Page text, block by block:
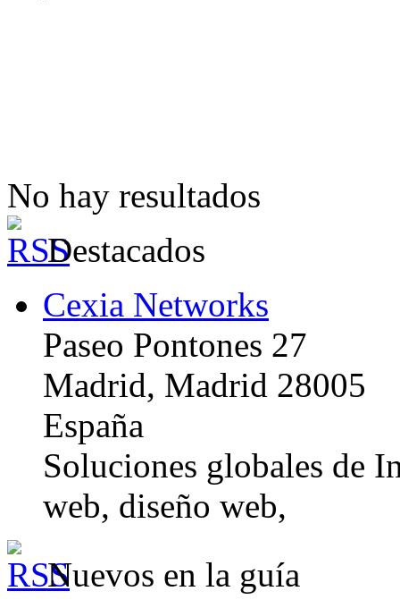
No hay resultados
Destacados
Cexia Networks
Paseo Pontones 27
Madrid, Madrid 28005
España
Soluciones globales de
web, diseño web,
Nuevos en la guía